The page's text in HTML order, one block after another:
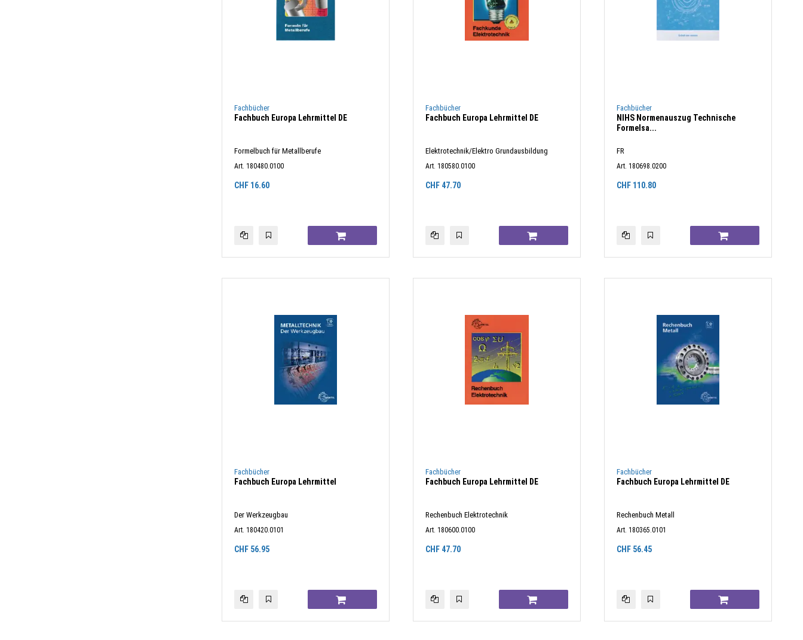
Fachbücher
Fachbuch Europa Lehrmittel DE
Formelbuch für Metallberufe
Art. 180480.0100
CHF 16.60
Fachbücher
Fachbuch Europa Lehrmittel DE
Elektrotechnik/Elektro Grundausbildung
Art. 180580.0100
CHF 47.70
Fachbücher
NIHS Normenauszug Technische
Formelsa...
FR
Art. 180698.0200
CHF 110.80
Fachbücher
Fachbuch Europa Lehrmittel
Der Werkzeugbau
Art. 180420.0101
CHF 56.95
Fachbücher
Fachbuch Europa Lehrmittel DE
Rechenbuch Elektrotechnik
Art. 180600.0100
CHF 47.70
Fachbücher
Fachbuch Europa Lehrmittel DE
Rechenbuch Metall
Art. 180365.0101
CHF 56.45